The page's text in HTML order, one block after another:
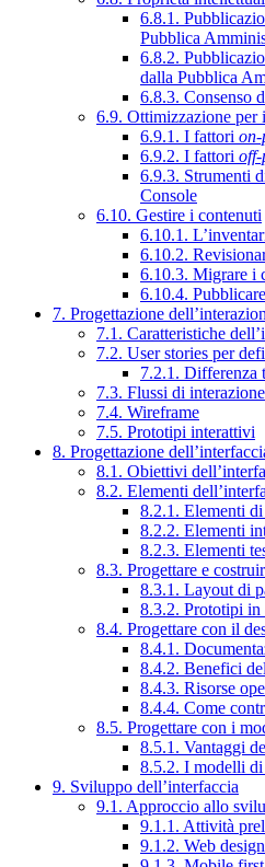
6.8.1.
Pubblica
6.8.2.
dalla Pubblica
6.8.3. Consenso
6.9. Ottimizzazione
6.9.1. I fattori on-
6.9.2. I fattori off-
6.9.3. Strumenti
Console
6.10. Gestire i contenuti
6.10.1.
6.10.2.
6.10.3. Migrare i
6.10.4.
7. Progettazione
7.1. Caratteristiche
7.2. User stories per
7.2.1. Differenza
7.3. Flussi di interazione
7.4. Wireframe
7.5. Prototipi interattivi
8. Progettazione
8.1. Obiettivi
8.2. Elementi
8.2.1. Elementi
8.2.2. Elementi
8.2.3. Elementi
8.3. Progettare e
8.3.1. Layout di
8.3.2. Prototipi in
8.4. Progettare con il
8.4.1.
8.4.2. Benefici
8.4.3. Risorse
8.4.4. Come
8.5. Progettare con i
8.5.1. Vantaggi
8.5.2. I modelli
9. Sviluppo dell’interfaccia
9.1. Approccio allo
9.1.1. Attività
9.1.2. Web